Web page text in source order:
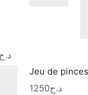
د.ج
د.ج1250